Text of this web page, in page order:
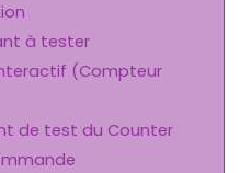
à tester
(Compteur
de test du Counter